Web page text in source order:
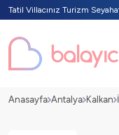
Tatil Villacınız Turizm
Anasayfa Antalya Kalkan